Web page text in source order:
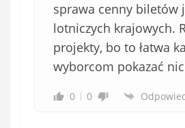
sprawa cenny biletów
lotniczych krajowych.
projekty, bo to łatwa
wyborcom pokazać
0 0